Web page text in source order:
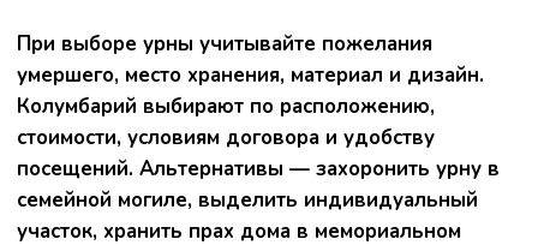
Чаще всего нужны:
паспорт умершего;
паспорт заказчика услуг;
медицинское свидетельство о смерти;
при наличии — справка из полиции или
Следственного комитета (если назначалась
экспертиза);
документы, подтверждающие право на льготы
(пенсия, инвалидность, участник боевых